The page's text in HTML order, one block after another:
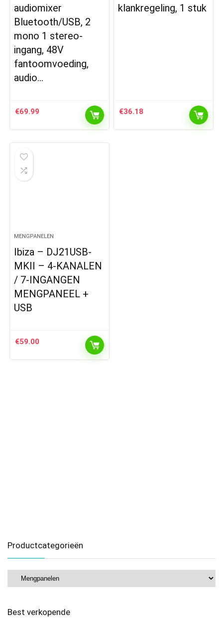
audiomixer
Bluetooth/USB, 2
mono 1 stereo-
ingang, 48V
fantoomvoeding,
audio…
€69.99
klankregeling, 1 stuk
€36.18
MENGPANELEN
Ibiza – DJ21USB-
MKII – 4-KANALEN
/ 7-INGANGEN
MENGPANEEL +
USB
€59.00
Productcategorieën
Best verkopende